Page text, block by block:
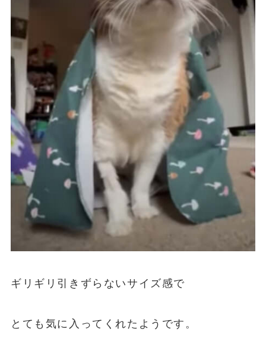
ギリギリ引きずらないサイズ感で
とても気に入ってくれたようです。